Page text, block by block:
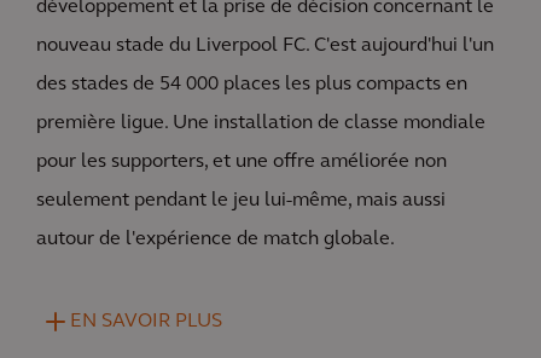
développement et la prise de décision concernant le
nouveau stade du Liverpool FC. C'est aujourd'hui l'un
des stades de 54 000 places les plus compacts en
première ligue. Une installation de classe mondiale
pour les supporters, et une offre améliorée non
seulement pendant le jeu lui-même, mais aussi
autour de l'expérience de match globale.
EN SAVOIR PLUS